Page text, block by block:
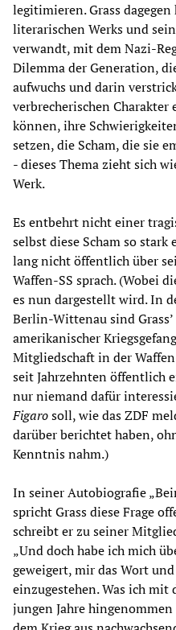
legitimieren. Grass
literarischen Werks und
verwandt, mit dem Nazi-
Dilemma der Generation,
aufwuchs und darin
verbrecherischen
können, ihre
setzen, die Scham, die sie
- dieses Thema zieht sich
Werk.
Es entbehrt nicht einer
selbst diese Scham so stark
lang nicht öffentlich über
Waffen-SS sprach. (Wobei
es nun dargestellt wird. In
Berlin-Wittenau sind
amerikanischer
Mitgliedschaft in der
seit Jahrzehnten öffentlich
nur niemand dafür
Figarosoll, wie das ZDF
darüber berichtet haben,
Kenntnis nahm.)
In seiner Autobiografie
spricht Grass diese Frage
schreibt er zu seiner
„Und doch habe ich mich
geweigert, mir das Wort
einzugestehen. Was ich
jungen Jahre